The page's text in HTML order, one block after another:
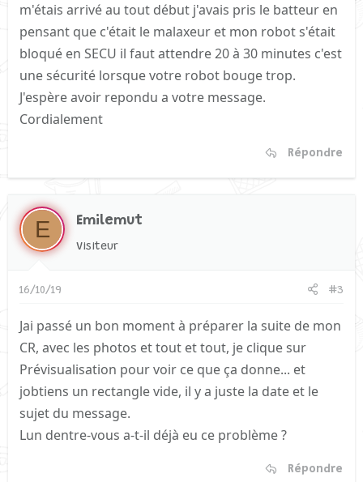
m'étais arrivé au tout début j'avais pris le batteur en
pensant que c'était le malaxeur et mon robot s'était
bloqué en SECU il faut attendre 20 à 30 minutes c'est
une sécurité lorsque votre robot bouge trop.
J'espère avoir repondu a votre message.
Cordialement
Répondre
E Emilemut
Visiteur
16/10/19 #3
Jai passé un bon moment à préparer la suite de mon
CR, avec les photos et tout et tout, je clique sur
Prévisualisation pour voir ce que ça donne... et
jobtiens un rectangle vide, il y a juste la date et le
sujet du message.
Lun dentre-vous a-t-il déjà eu ce problème ?
Répondre